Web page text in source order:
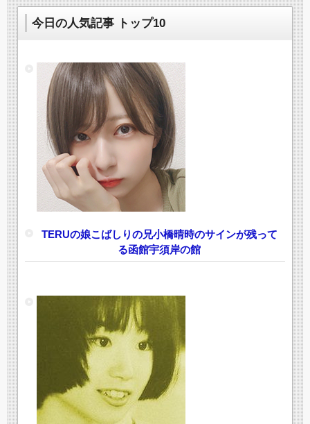
今日の人気記事 トップ10
TERUの娘こばしりの兄小橋晴時のサインが残って
る函館宇須岸の館